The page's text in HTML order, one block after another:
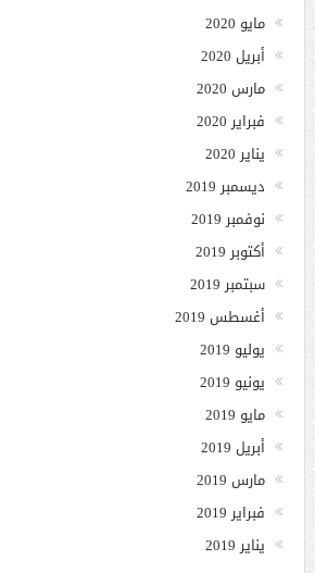
مايو 2020
أبريل 2020
مارس 2020
فبراير 2020
يناير 2020
ديسمبر 2019
نوفمبر 2019
أكتوبر 2019
سبتمبر 2019
أغسطس 2019
يوليو 2019
يونيو 2019
مايو 2019
أبريل 2019
مارس 2019
فبراير 2019
يناير 2019